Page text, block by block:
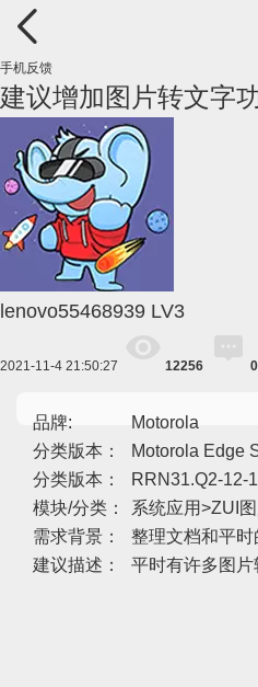
手机反馈
建议增加图片转文字
lenovo55468939 LV3
2021-11-4 21:50:27 12256 0
品牌:
Motorola
分类版本：
Motorola Edge
分类版本：
RRN31.Q2-12-
模块/分类：
系统应用>ZUI
需求背景：
整理文档和平时
建议描述：
平时有许多图